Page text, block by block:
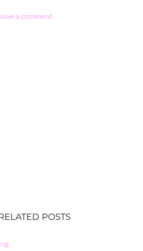
a comment
POSTS